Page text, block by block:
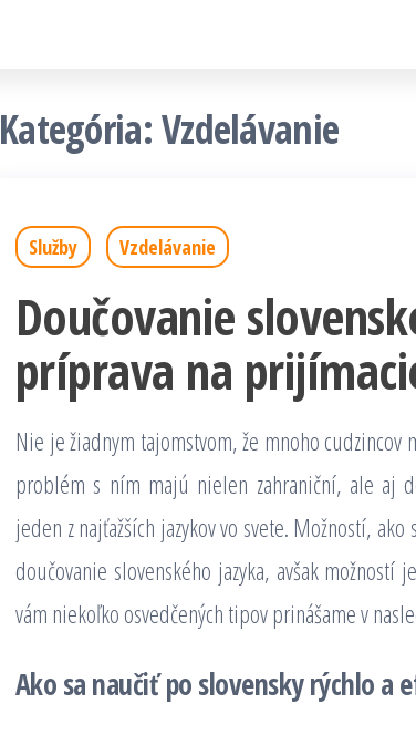
Kategória: Vzdelávanie
Služby Vzdelávanie
Doučovanie
príprava na
Nie je žiadnym tajomstvom, že mnoho cudzincov
problém s ním majú nielen zahraniční, ale aj
jeden z najťažších jazykov vo svete. Možností,
doučovanie slovenského jazyka, avšak možností
vám niekoľko osvedčených tipov prinášame v
Ako sa naučiť po slovensky rýchlo a